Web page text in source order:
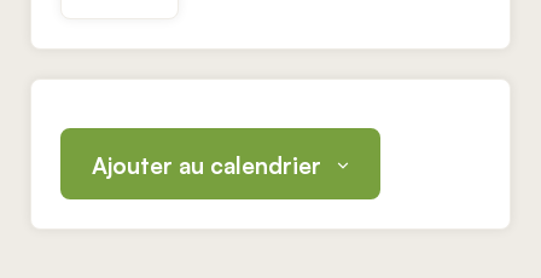
Ajouter au calendrier